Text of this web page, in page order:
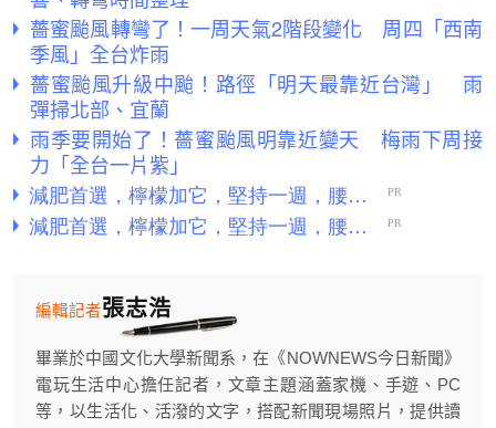
薔蜜颱風轉彎了！一周天氣2階段變化 周四「西南
季風」全台炸雨
薔蜜颱風升級中颱！路徑「明天最靠近台灣」 雨
彈掃北部、宜蘭
雨季要開始了！薔蜜颱風明靠近變天 梅雨下周接
力「全台一片紫」
張志浩
編輯記者
畢業於中國文化大學新聞系，在《NOWNEWS今日新聞》
電玩生活中心擔任記者，文章主題涵蓋家機、手遊、PC
等，以生活化、活潑的文字，搭配新聞現場照片，提供讀